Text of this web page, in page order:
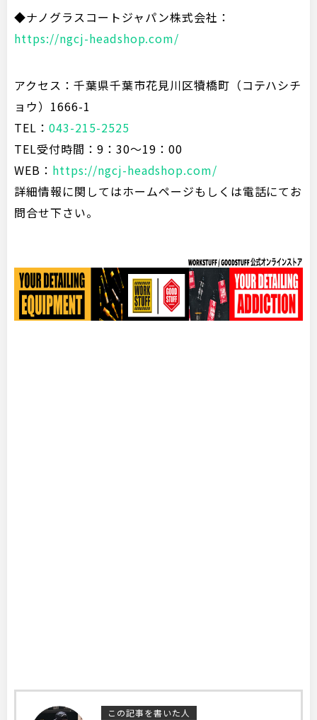
◆ナノグラスコートジャパン株式会社：
https://ngcj-headshop.com/
アクセス：千葉県千葉市花見川区犢橋町（コテハシチ
ョウ）1666-1
TEL： 043-215-2525
TEL受付時間：9：30～19：00
WEB： https://ngcj-headshop.com/
詳細情報に関してはホームページもしくは電話にてお
問合せ下さい。
この記事を書いた人